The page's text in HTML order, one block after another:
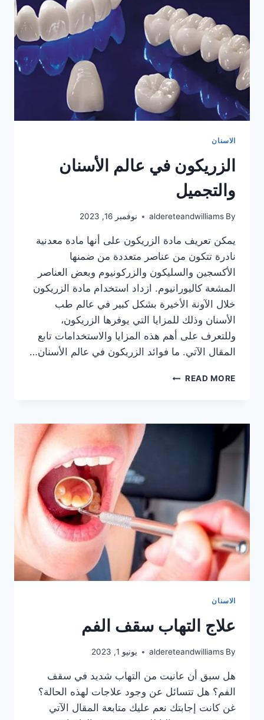
الاسنان
الزريكون في عالم الأسنان
والتجميل
By
aldereteandwilliams نوفمبر 16, 2023
يمكن تعريف مادة الزريكون على أنها مادة معدنية
نادرة تتكون من عناصر متعددة من ضمنها
الأكسجين والسليكون والزركونيوم وبعض العناصر
المشعة كاليورانيوم. ازداد استخدام مادة الزريكون
خلال الآونة الأخيرة بشكل كبير في عالم طب
الأسنان وذلك للمزايا التي يوفرها الزريكون،
وللتعرف على أهم هذه المزايا والاستخدامات تابع
المقال الآتي. ما فوائد الزريكون في عالم الأسنان…
READ MOREالزريكون
والتجميل
الاسنان
علاج التهاب سقف الفم
By
aldereteandwilliams يونيو 1, 2023
هل سبق أن عانيت من التهاب شديد في سقف
الفم؟ هل تتسائل عن وجود علاجات لهذه الحالة؟
غن كانت إجابتك نعم عليك متابعة المقال الآتي